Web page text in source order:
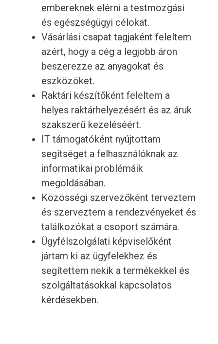
embereknek elérni a testmozgási
és egészségügyi célokat.
Vásárlási csapat tagjaként feleltem
azért, hogy a cég a legjobb áron
beszerezze az anyagokat és
eszközöket.
Raktári készítőként feleltem a
helyes raktárhelyezésért és az áruk
szakszerű kezeléséért.
IT támogatóként nyújtottam
segítséget a felhasználóknak az
informatikai problémáik
megoldásában.
Közösségi szervezőként terveztem
és szerveztem a rendezvényeket és
találkozókat a csoport számára.
Ügyfélszolgálati képviselőként
jártam ki az ügyfelekhez és
segítettem nekik a termékekkel és
szolgáltatásokkal kapcsolatos
kérdésekben.